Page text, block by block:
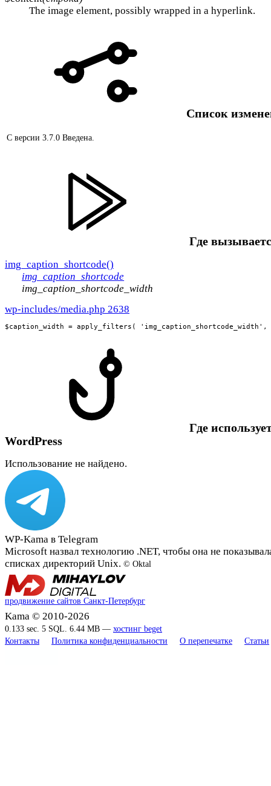
The image element, possibly wrapped in a hyperlink.
Список
С версии 3.7.0 Введена.
Где
img_caption_shortcode()
img_caption_shortcode
img_caption_shortcode_width
wp-includes/media.php 2638
$caption_width = apply_filters(
Где
WordPress
Использование не найдено.
WP-Kama в Telegram
Microsoft назвал технологию .NET, чтобы она не
списках директорий Unix. © Oktal
продвижение сайтов Санкт-Петербург
Kama © 2010-2026
0.133 sec. 5 SQL. 6.44 MB — хостинг beget
Контакты
Политика конфиденциальности О перепечатке Статьи